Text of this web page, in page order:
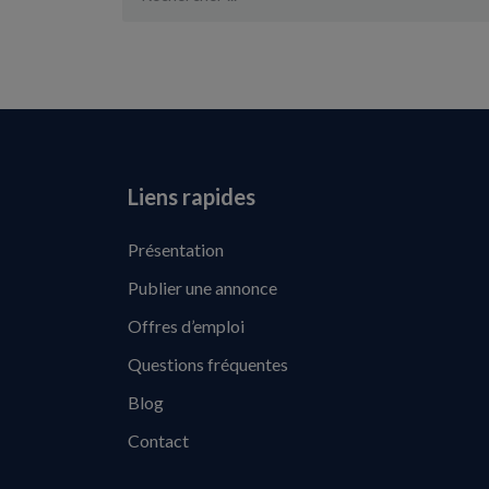
Liens rapides
Présentation
Publier une annonce
Offres d’emploi
Questions fréquentes
Blog
Contact